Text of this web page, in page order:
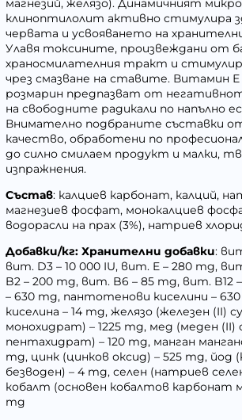
магнезий, желязо). Динамичният
клиноптилолит активно стимулира
червата и усвояването на
Улавя токсините, произвеждани от
храносмилателния тракт и
чрез смазване на ставите. Витамин
розмарин предпазват от
на свободните радикали по напълно
Внимателно подбраните съставки
качество, обработени по
до силно смилаем продукт и малки,
изпражнения.
Състав: калциев карбонат, калций,
магнезиев фосфат, монокалциев
водорасли на прах (3%), натриев
Добавки/кг: Хранителни добавки:
вит. D3 – 10 000 IU, вит. E – 280 mg,
B2 – 200 mg, вит. B6 – 85 mg, вит. B12
– 630 mg, пантотенови киселини –
киселина – 14 mg, желязо (железен (II)
монохидрат) – 1225 mg, мед (меден (II)
пентахидрат) – 120 mg, манган
mg, цинк (цинков оксид) – 525 mg, йод
безводен) – 4 mg, селен (натриев
кобалт (основен кобалтов карбонат
mg